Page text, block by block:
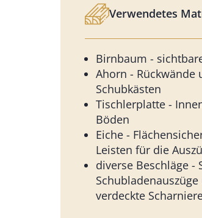
Verwendetes
Birnbaum -
Ahorn - Rückwände
Schubkästen
Tischlerplatte -
Böden
Eiche -
Leisten für die
diverse Beschläge -
Schubladenauszüge
verdeckte